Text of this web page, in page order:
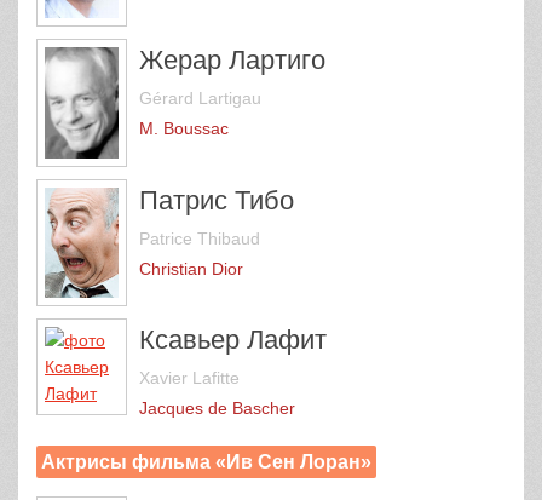
Жерар Лартиго
Gérard Lartigau
M. Boussac
Патрис Тибо
Patrice Thibaud
Christian Dior
Ксавьер Лафит
Xavier Lafitte
Jacques de Bascher
Актрисы фильма «Ив Сен Лоран»